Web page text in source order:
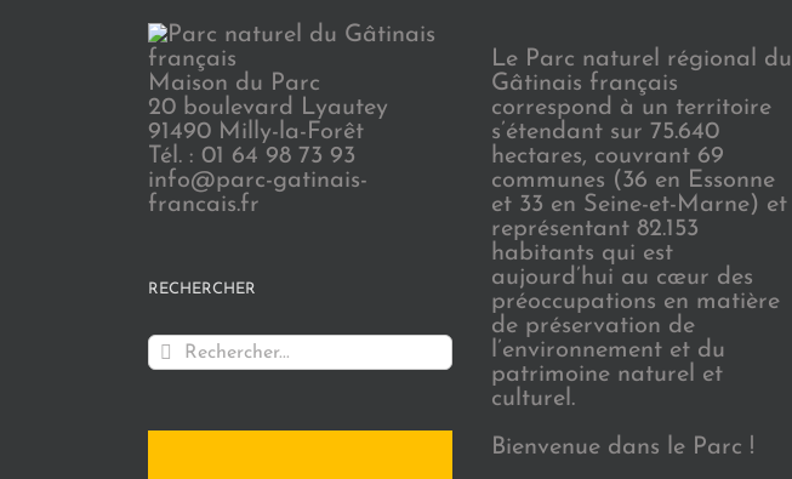
Maison du Parc
20 boulevard Lyautey
91490 Milly-la-Forêt
Tél. : 01 64 98 73 93
info@parc-gatinais-
francais.fr
RECHERCHER
Rechercher:
Le Parc naturel régional du
Gâtinais français
correspond à un territoire
s’étendant sur 75.640
hectares, couvrant 69
communes (36 en Essonne
et 33 en Seine-et-Marne) et
représentant 82.153
habitants qui est
aujourd’hui au cœur des
préoccupations en matière
de préservation de
l’environnement et du
patrimoine naturel et
culturel.
Bienvenue dans le Parc !